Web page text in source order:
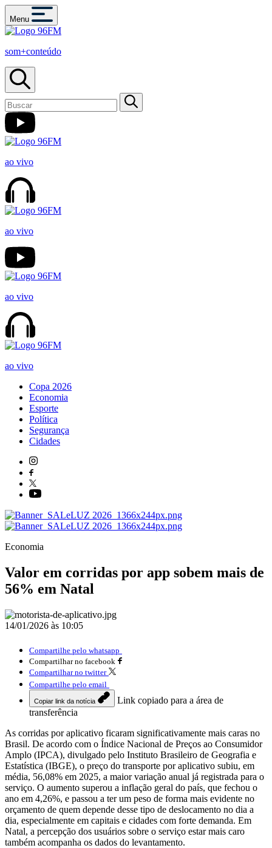
Menu
som+conteúdo
ao vivo
ao vivo
ao vivo
ao vivo
Copa 2026
Economia
Esporte
Política
Segurança
Cidades
Economia
Valor em corridas por app sobem mais de
56% em Natal
14/01/2026 às 10:05
Compartilhe pelo whatsapp
Compartilhar no facebook
Compartilhar no twitter
Compartilhe pelo email
Copiar link da notícia
Link copiado para a área de
transferência
As corridas por aplicativo ficaram significativamente mais caras no
Brasil. De acordo com o Índice Nacional de Preços ao Consumidor
Amplo (IPCA), divulgado pelo Instituto Brasileiro de Geografia e
Estatística (IBGE), o preço do transporte por aplicativo subiu, em
média, 56,08% em 2025, a maior variação anual já registrada para o
serviço. O aumento superou a inflação geral do país, que fechou o
ano em 4,26%, e passou a ter um peso de forma mais evidente no
orçamento de quem depende desse tipo de deslocamento no dia a
dia, especialmente em capitais e cidades com forte demanda. Em
Natal, a percepção dos usuários sobre o serviço estar mais caro
também acompanha os dados do levantamento.